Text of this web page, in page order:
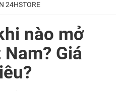
24HSTORE
nào mở
Giá